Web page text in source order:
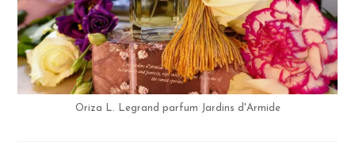
Oriza L. Legrand parfum Jardins d'Armide